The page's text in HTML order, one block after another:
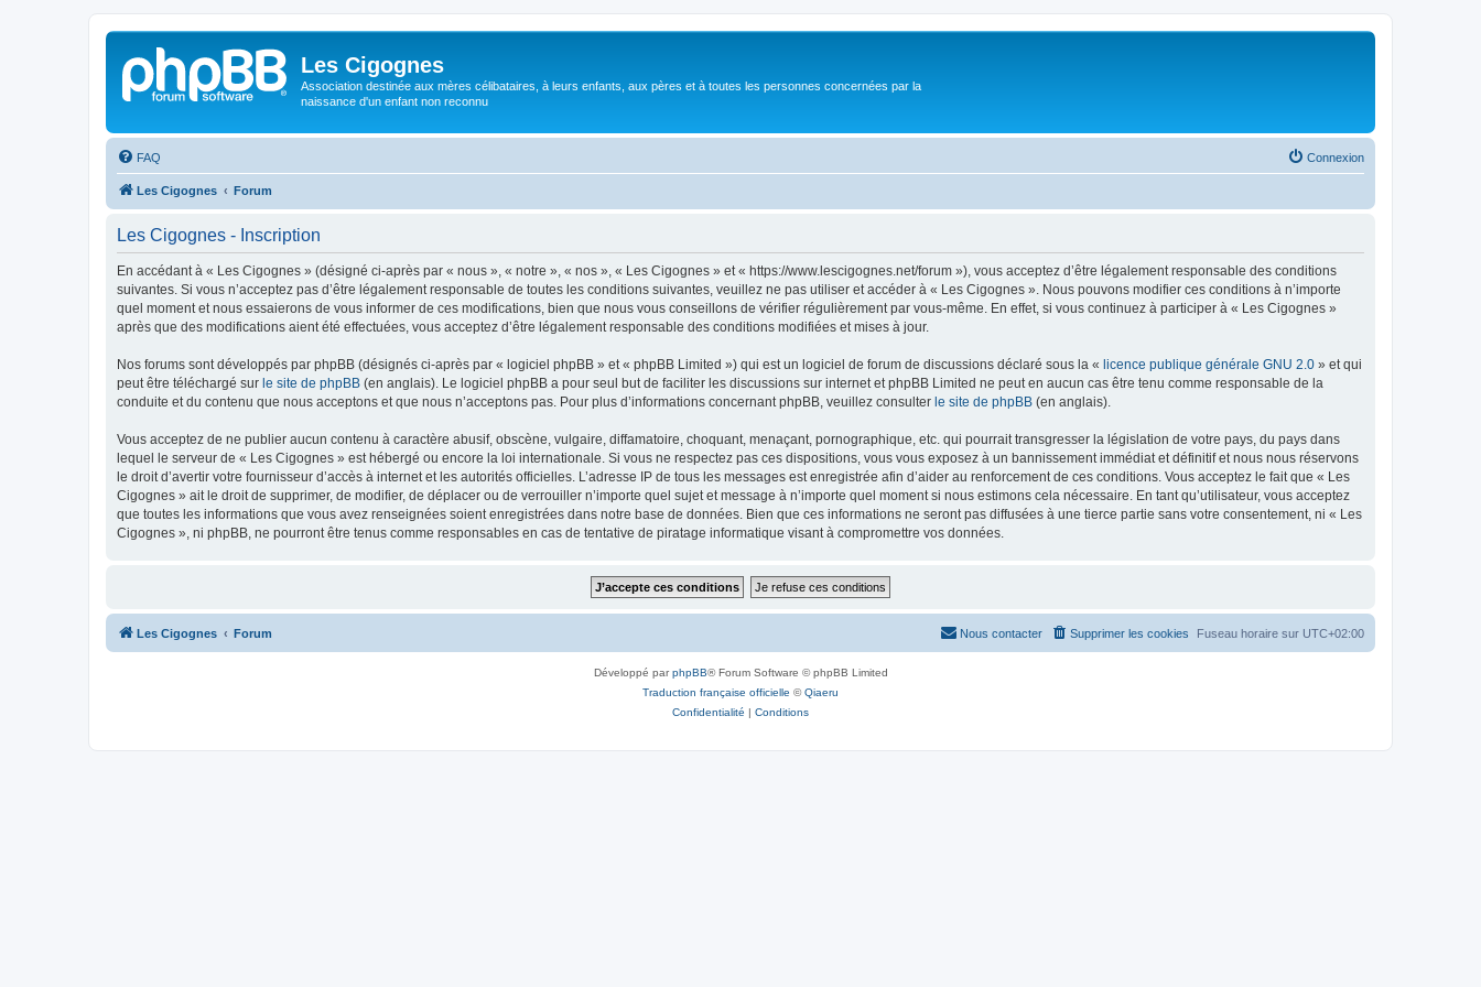
Les Cigognes
Association destinée aux mères célibataires, à leurs enfants, aux pères et à toutes les personnes concernées par la
naissance d'un enfant non reconnu
FAQ Connexion
Les Cigognes Forum
Les Cigognes - Inscription
En accédant à « Les Cigognes » (désigné ci-après par « nous », « notre », « nos », « Les Cigognes » et « https://www.lescigognes.net/forum »), vous acceptez d’être légalement responsable des conditions
suivantes. Si vous n’acceptez pas d’être légalement responsable de toutes les conditions suivantes, veuillez ne pas utiliser et accéder à « Les Cigognes ». Nous pouvons modifier ces conditions à n’importe
quel moment et nous essaierons de vous informer de ces modifications, bien que nous vous conseillons de vérifier régulièrement par vous-même. En effet, si vous continuez à participer à « Les Cigognes »
après que des modifications aient été effectuées, vous acceptez d’être légalement responsable des conditions modifiées et mises à jour.
Nos forums sont développés par phpBB (désignés ci-après par « logiciel phpBB » et « phpBB Limited ») qui est un logiciel de forum de discussions déclaré sous la « licence publique générale GNU 2.0 » et qui
peut être téléchargé sur le site de phpBB (en anglais). Le logiciel phpBB a pour seul but de faciliter les discussions sur internet et phpBB Limited ne peut en aucun cas être tenu comme responsable de la
conduite et du contenu que nous acceptons et que nous n’acceptons pas. Pour plus d’informations concernant phpBB, veuillez consulter le site de phpBB (en anglais).
Vous acceptez de ne publier aucun contenu à caractère abusif, obscène, vulgaire, diffamatoire, choquant, menaçant, pornographique, etc. qui pourrait transgresser la législation de votre pays, du pays dans
lequel le serveur de « Les Cigognes » est hébergé ou encore la loi internationale. Si vous ne respectez pas ces dispositions, vous vous exposez à un bannissement immédiat et définitif et nous nous réservons
le droit d’avertir votre fournisseur d’accès à internet et les autorités officielles. L’adresse IP de tous les messages est enregistrée afin d’aider au renforcement de ces conditions. Vous acceptez le fait que « Les
Cigognes » ait le droit de supprimer, de modifier, de déplacer ou de verrouiller n’importe quel sujet et message à n’importe quel moment si nous estimons cela nécessaire. En tant qu’utilisateur, vous acceptez
que toutes les informations que vous avez renseignées soient enregistrées dans notre base de données. Bien que ces informations ne seront pas diffusées à une tierce partie sans votre consentement, ni « Les
Cigognes », ni phpBB, ne pourront être tenus comme responsables en cas de tentative de piratage informatique visant à compromettre vos données.
Les Cigognes Forum Fuseau horaire sur UTC+02:00
Supprimer les cookies
Nous contacter
Développé parphpBB® Forum Software © phpBB Limited
Traduction française officielle ©Qiaeru
Confidentialité | Conditions